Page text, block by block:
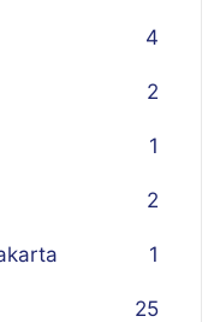
4
2
1
2
1
25